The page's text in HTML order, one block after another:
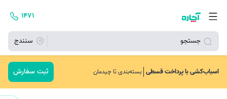
جستجو سنندج
۱۴۷۱
اسباب‌کشی با پرداخت قسطی بسته‌بندی تا چیدمان ثبت سفارش